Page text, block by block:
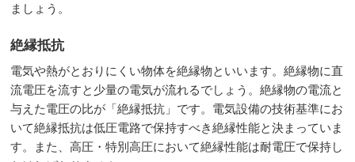
ましょう。
絶縁抵抗
電気や熱がとおりにくい物体を絶縁物といいます。絶縁物に直
流電圧を流すと少量の電気が流れるでしょう。絶縁物の電流と
与えた電圧の比が「絶縁抵抗」です。電気設備の技術基準にお
いて絶縁抵抗は低圧電路で保持すべき絶縁性能と決まっていま
す。また、高圧・特別高圧において絶縁性能は耐電圧で保持し